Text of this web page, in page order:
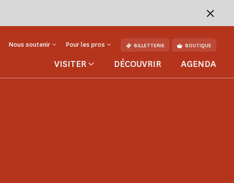
Nous soutenir Pour les pros BILLETTERIE BOUTIQUE
VISITER DÉCOUVRIR AGENDA